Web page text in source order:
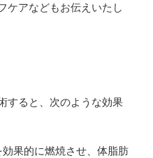
ケアなどもお伝えいたし
すると、次のような効果
果的に燃焼させ、体脂肪